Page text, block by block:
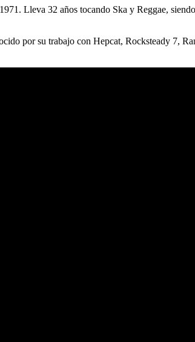
Lleva 32 años tocando Ska y Reggae,
por su trabajo con Hepcat, Rocksteady 7,